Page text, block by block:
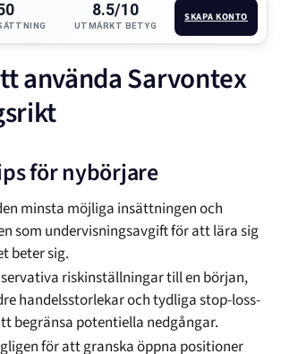
8.5/10
UTMÄRKT BETYG
SKAPA KONTO
använda Sarvontex
för nybörjare
minsta möjliga insättningen och
som undervisningsavgift för att lära sig
beter sig.
riskinställningar till en början,
handelsstorlekar och tydliga stop-loss-
begränsa potentiella nedgångar.
för att granska öppna positioner